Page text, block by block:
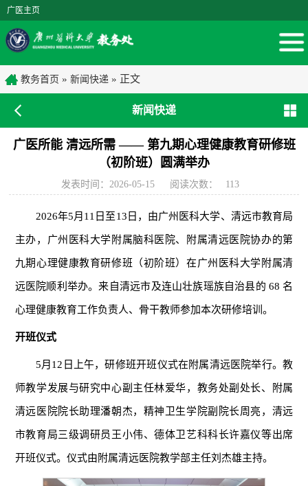
广医主页
教务首页 » 新闻快递 » 正文
新闻快递
广医所能 清远所需 —— 第九期心理健康教育研修班
（初阶班）圆满举办
发表时间：2026-05-15 阅读次数： 113
2026年5月11日至13日，由广州医科大学、清远市教育局
主办，广州医科大学附属脑科医院、附属清远医院协办的第
九期心理健康教育研修班（初阶班）在广州医科大学附属清
远医院顺利举办。来自清远市及连山壮族瑶族自治县的 68 名
心理健康教育工作负责人、骨干教师参加本次研修培训。
开班仪式
5月12日上午，研修班开班仪式在附属清远医院举行。教
师教学发展与研究中心副主任林爱华，教务处副处长、附属
清远医院院长助理潘朝杰，精神卫生学院副院长周亮，清远
市教育局三级调研员王小伟、德体卫艺科科长许嘉仪等出席
开班仪式。仪式由附属清远医院教学部主任刘杰雄主持。